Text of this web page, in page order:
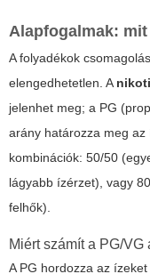
Alapfogalmak:
A folyadékok
elengedhetetlen. A
jelenhet meg; a PG
arány határozza meg
kombinációk: 50/50
lágyabb ízérzet), vagy
felhők).
Miért számít a PG/VG
A PG hordozza az